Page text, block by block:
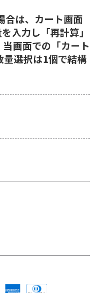
は、カート画面
入力し「再計算」
画面での「カート
量選択は1個で結構